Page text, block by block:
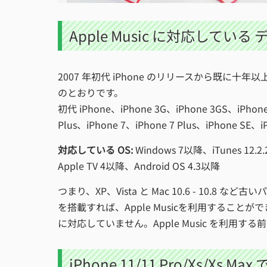
Apple Music に対応している
2007 年初代 iPhone のリリースから既に十年
のとおりです。
初代 iPhone、iPhone 3G、iPhone 3GS、
Plus、iPhone 7、iPhone 7 Plus、iPhone SE、
対応している OS:Windows 7以降、iTunes
Apple TV 4以降、Android OS 4.3以降
つまり、XP、Vista と Mac 10.6 - 10.8 など古
を搭載すれば、Apple Musicを利用することが
に対応していません。Apple Music を利用する